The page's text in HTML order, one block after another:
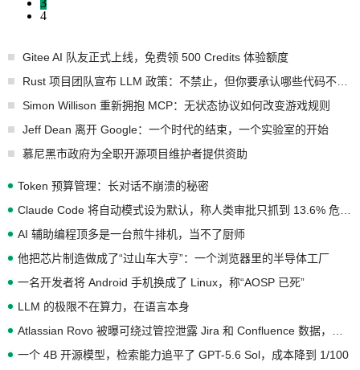
3
4
Gitee AI 队友正式上线，免费领 500 Credits 体验额度
Simon Willison 重新拥抱 MCP：无状态协议如何改变游戏规则
Jeff Dean 离开 Google：一个时代的结束，一个实验室的开始
慕尼黑市政府为全职开源项目维护者提供资助
Token 预算管理：长对话不崩溃的秘密
AI 辅助编程顶多是一台煎牛排机，当不了厨师
他把芯片制造做成了“过山车大亨”：一个浏览器里的半导体工厂
一名开发者将 Android 手机换成了 Linux，称“AOSP 已死”
LLM 的极限不在算力，在语言本身
一个 4B 开源模型，检索能力追平了 GPT-5.6 Sol，成本降到 1/100